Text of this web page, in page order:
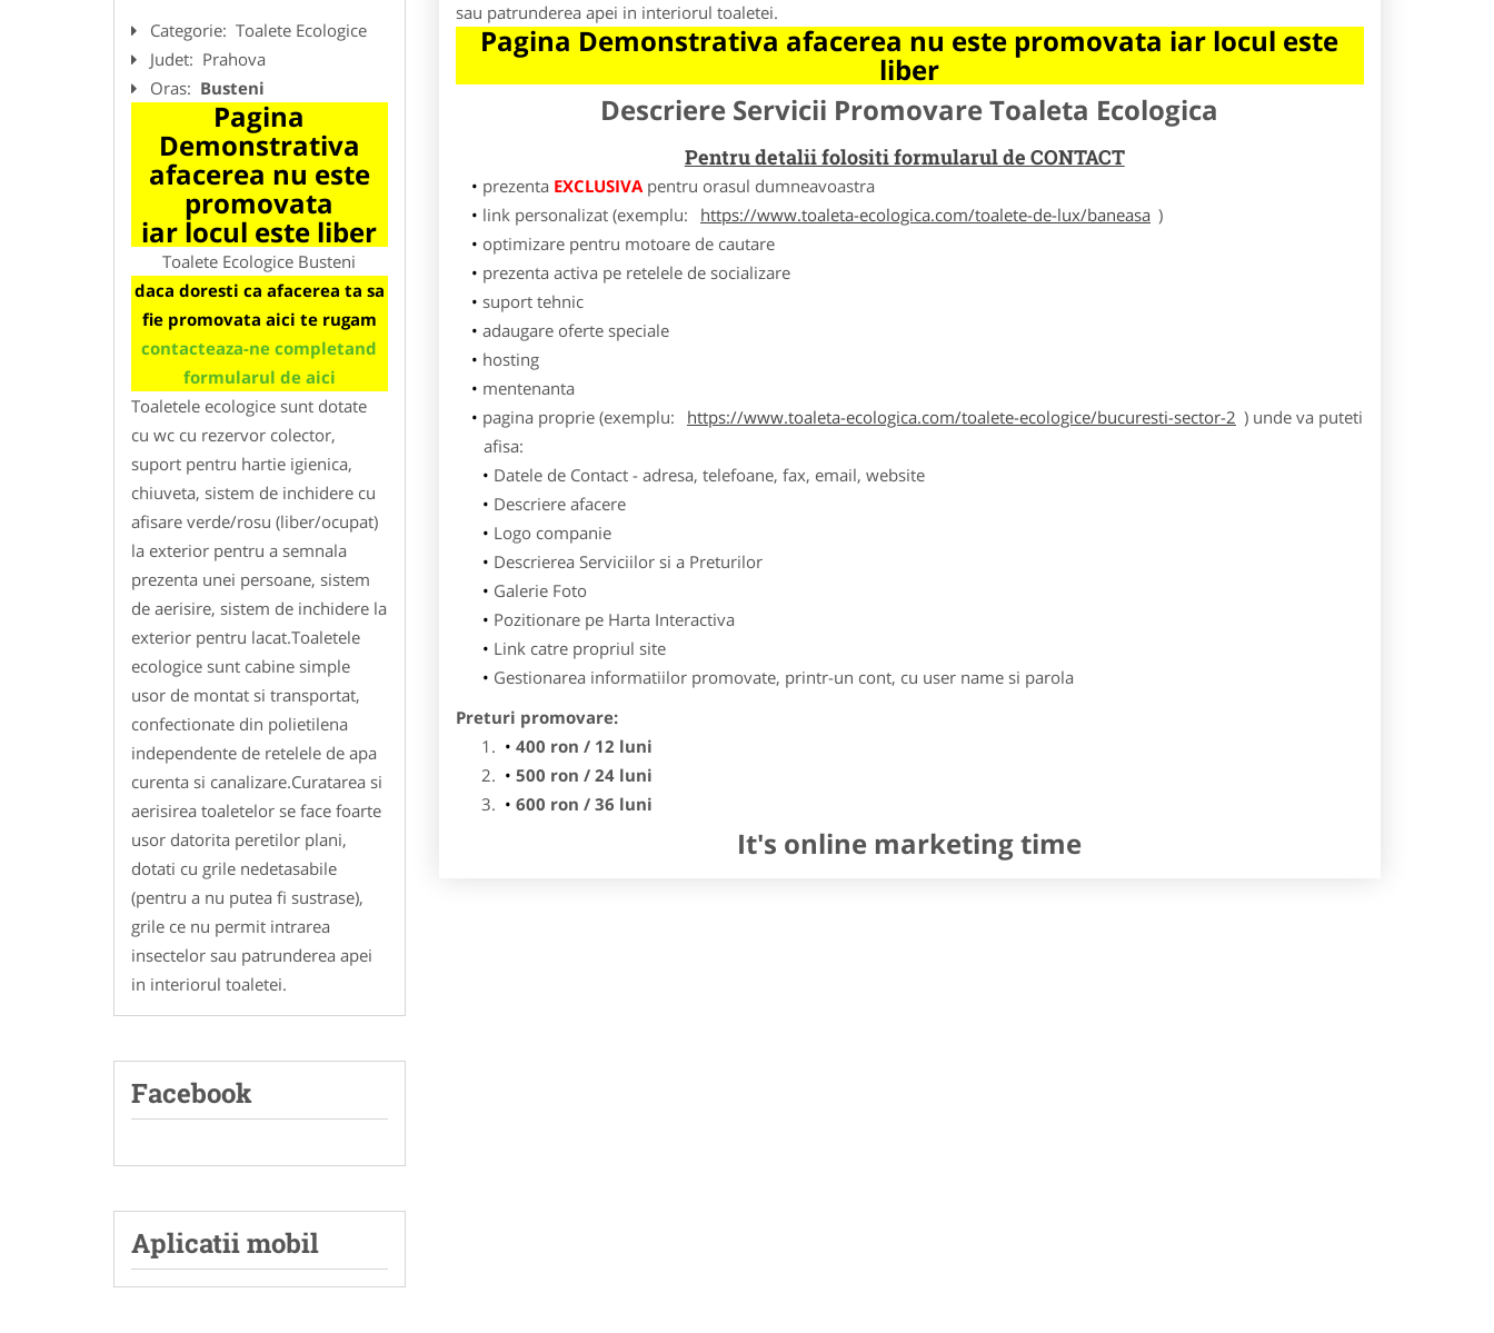
Categorie: Toalete Ecologice
Judet: Prahova
Oras: Busteni
Pagina
Demonstrativa
afacerea nu este
promovata
iar locul este liber
Toalete Ecologice Busteni
daca doresti ca afacerea ta sa
fie promovata aici te rugam
contacteaza-ne completand
formularul de aici
Toaletele ecologice sunt dotate
cu wc cu rezervor colector,
suport pentru hartie igienica,
chiuveta, sistem de inchidere cu
afisare verde/rosu (liber/ocupat)
la exterior pentru a semnala
prezenta unei persoane, sistem
de aerisire, sistem de inchidere la
exterior pentru lacat.Toaletele
ecologice sunt cabine simple
usor de montat si transportat,
confectionate din polietilena
independente de retelele de apa
curenta si canalizare.Curatarea si
aerisirea toaletelor se face foarte
usor datorita peretilor plani,
dotati cu grile nedetasabile
(pentru a nu putea fi sustrase),
grile ce nu permit intrarea
insectelor sau patrunderea apei
in interiorul toaletei.
Facebook
Aplicatii mobil
sau patrunderea apei in interiorul toaletei.
Pagina Demonstrativa afacerea nu este promovata iar locul este
liber
Descriere Servicii Promovare Toaleta Ecologica
Pentru detalii folositi formularul de CONTACT
prezenta EXCLUSIVApentru orasul dumneavoastra
link personalizat (exemplu:
https://www.toaleta-ecologica.com/toalete-de-lux/baneasa )
optimizare pentru motoare de cautare
prezenta activa pe retelele de socializare
suport tehnic
adaugare oferte speciale
hosting
mentenanta
pagina proprie (exemplu:
https://www.toaleta-ecologica.com/toalete-ecologice/bucuresti-sector-2 ) unde va puteti
afisa:
Datele de Contact - adresa, telefoane, fax, email, website
Descriere afacere
Logo companie
Descrierea Serviciilor si a Preturilor
Galerie Foto
Pozitionare pe Harta Interactiva
Link catre propriul site
Gestionarea informatiilor promovate, printr-un cont, cu user name si parola
Preturi promovare:
400 ron / 12 luni
500 ron / 24 luni
600 ron / 36 luni
It's online marketing time